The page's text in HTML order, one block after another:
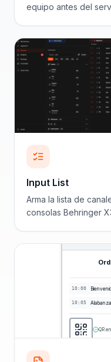
equipo antes del
Input List
Arma la lista de
consolas Behringer
10:00
10:05 Alabanza
QR